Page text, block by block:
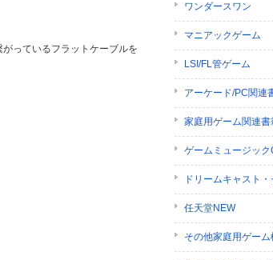
っているフラットケーブルを
ワンダースワン
マニアックゲーム
LSI/FL管ゲーム
アーケード/PC関連
家庭用ゲーム関連書
ゲームミュージック
ドリームキャスト
任天堂NEW
その他家庭用ゲーム